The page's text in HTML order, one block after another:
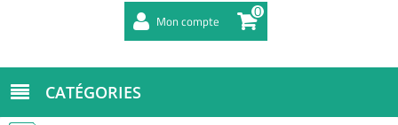
Mon compte 0
CATÉGORIES